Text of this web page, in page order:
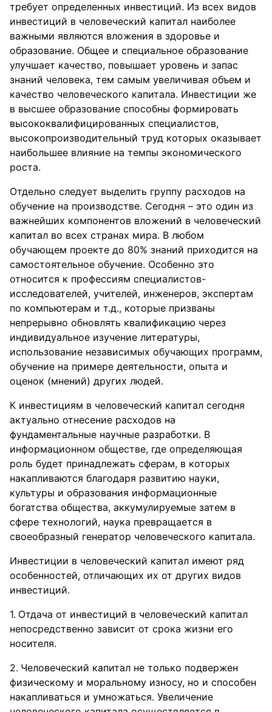
требует определенных инвестиций. Из всех видов
инвестиций в человеческий капитал наиболее
важными являются вложения в здоровье и
образование. Общее и специальное образование
улучшает качество, повышает уровень и запас
знаний человека, тем самым увеличивая объем и
качество человеческого капитала. Инвестиции же
в высшее образование способны формировать
высококвалифицированных специалистов,
высокопроизводительный труд которых оказывает
наибольшее влияние на темпы экономического
роста.
Отдельно следует выделить группу расходов на
обучение на производстве. Сегодня – это один из
важнейших компонентов вложений в человеческий
капитал во всех странах мира. В любом
обучающем проекте до 80% знаний приходится на
самостоятельное обучение. Особенно это
относится к профессиям специалистов-
исследователей, учителей, инженеров, экспертам
по компьютерам и т.д., которые призваны
непрерывно обновлять квалификацию через
индивидуальное изучение литературы,
использование независимых обучающих программ,
обучение на примере деятельности, опыта и
оценок (мнений) других людей.
К инвестициям в человеческий капитал сегодня
актуально отнесение расходов на
фундаментальные научные разработки. В
информационном обществе, где определяющая
роль будет принадлежать сферам, в которых
накапливаются благодаря развитию науки,
культуры и образования информационные
богатства общества, аккумулируемые затем в
сфере технологий, наука превращается в
своеобразный генератор человеческого капитала.
Инвестиции в человеческий капитал имеют ряд
особенностей, отличающих их от других видов
инвестиций.
Отдача от инвестиций в человеческий капитал
непосредственно зависит от срока жизни его
носителя.
Человеческий капитал не только подвержен
физическому и моральному износу, но и способен
накапливаться и умножаться. Увеличение